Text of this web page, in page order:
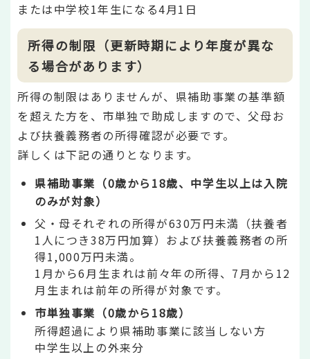
または中学校1年生になる4月1日
所得の制限（更新時期により年度が異な
る場合があります）
所得の制限はありませんが、県補助事業の基準額
を超えた方を、市単独で助成しますので、父母お
よび扶養義務者の所得確認が必要です。
詳しくは下記の通りとなります。
県補助事業（0歳から18歳、中学生以上は入院
のみが対象）
父・母それぞれの所得が630万円未満（扶養者
1人につき38万円加算）および扶養義務者の所
得1,000万円未満。
1月から6月生まれは前々年の所得、7月から12
月生まれは前年の所得が対象です。
市単独事業（0歳から18歳）
所得超過により県補助事業に該当しない方
中学生以上の外来分